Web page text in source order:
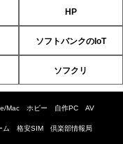
HP
ソフトバンクのIoT
ソフクリ
Mac ホビー 自作PC AV
ム 格安SIM 倶楽部情報局